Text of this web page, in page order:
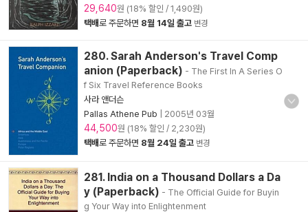
29,640원 (18% 할인 / 1,490원)
택배로 주문하면 8월 14일 출고 변경
280. Sarah Anderson's Travel Comp
anion (Paperback) - The First In A Series O
f Six Travel Reference Books
사라 앤더슨
Pallas Athene Pub
2005년 03월
44,500원 (18% 할인 / 2,230원)
택배로 주문하면 8월 24일 출고 변경
281. India on a Thousand Dollars a Da
y (Paperback) - The Official Guide for Buyin
g Your Way into Enlightenment